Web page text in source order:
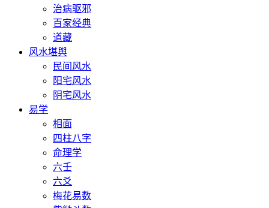
治病驱邪
百家经典
道藏
风水堪舆
民间风水
阳宅风水
阴宅风水
易学
相面
四柱八字
命理学
六壬
六爻
梅花易数